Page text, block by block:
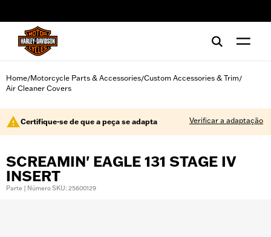
Home/Motorcycle Parts & Accessories/Custom Accessories & Trim/
Air Cleaner Covers
Certifique-se de que a peça se adapta Verificar a adaptação
SCREAMIN' EAGLE 131 STAGE IV
INSERT
Parte | Número SKU: 25600129